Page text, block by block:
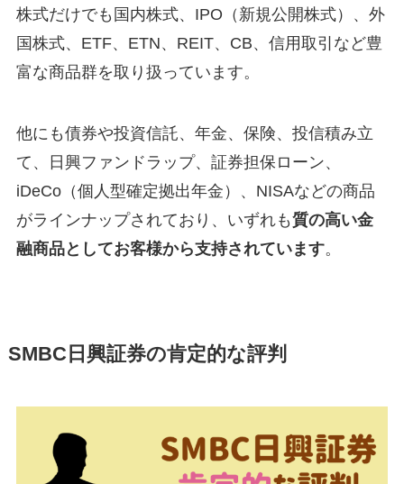
株式だけでも国内株式、IPO（新規公開株式）、外
国株式、ETF、ETN、REIT、CB、信用取引など豊
富な商品群を取り扱っています。
他にも債券や投資信託、年金、保険、投信積み立
て、日興ファンドラップ、証券担保ローン、
iDeCo（個人型確定拠出年金）、NISAなどの商品
がラインナップされており、いずれも質の高い金
融商品としてお客様から支持されています。
SMBC日興証券の肯定的な評判